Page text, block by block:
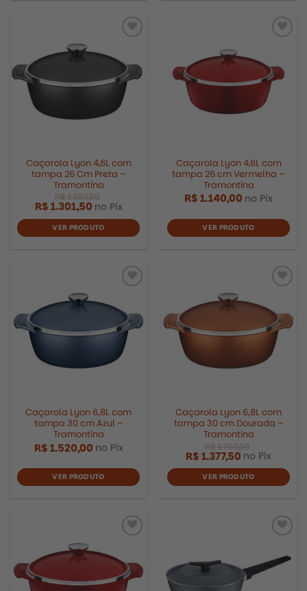
1.697,00
Caçarola Lyon 4,6L com
tampa 26 Cm Preta –
Tramontina
R$1.582,00
R$1.301,50 no Pix
VER PRODUTO
Caçarola Lyon 4,6L com
tampa 26 cm Vermelha –
Tramontina
R$1.140,00 no Pix
VER PRODUTO
Caçarola Lyon 6,8L com
tampa 30 cm Azul –
Tramontina
R$1.520,00 no Pix
VER PRODUTO
Caçarola Lyon 6,8L com
tampa 30 cm Dourada –
Tramontina
R$1.377,50 no Pix
VER PRODUTO